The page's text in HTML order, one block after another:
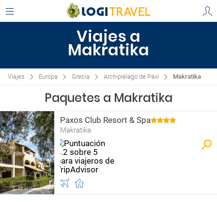
Viajes a
Makratika
Viajes Europa Grecia Archipiélago de Paxí Makratika
Paquetes a Makratika
Paxos Club Resort & Spa
Makratika